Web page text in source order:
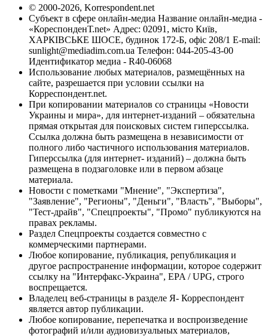
© 2000-2026, Korrespondent.net
Субъект в сфере онлайн-медиа Название онлайн-медиа -
«КореспонденТ.net» Адрес: 02091, місто Київ,
ХАРКІВСЬКЕ ШОСЕ, будинок 172-Б, офіс 208/1 E-mail:
sunlight@mediadim.com.ua Телефон: 044-205-43-00
Идентификатор медиа - R40-06068
Использование любых материалов, размещённых на
сайте, разрешается при условии ссылки на
Корреспондент.net.
При копировании материалов со страницы «Новости
Украины и мира», для интернет-изданий – обязательна
прямая открытая для поисковых систем гиперссылка.
Ссылка должна быть размещена в независимости от
полного либо частичного использования материалов.
Гиперссылка (для интернет- изданий) – должна быть
размещена в подзаголовке или в первом абзаце
материала.
Новости с пометками "Мнение", "Экспертиза",
"Заявление", "Регионы", "Деньги", "Власть", "Выборы",
"Тест-драйв", "Спецпроекты", "Промо" публикуются на
правах рекламы.
Раздел Спецпроекты создается совместно с
коммерческими партнерами.
Любое копирование, публикация, републикация и
другое распространение информации, которое содержит
ссылку на "Интерфакс-Украина", EPA / UPG, строго
воспрещается.
Владелец веб-страницы в разделе Я- Корреспондент
является автор публикации.
Любое копирование, перепечатка и воспроизведение
фотографий и/или аудиовизуальных материалов,